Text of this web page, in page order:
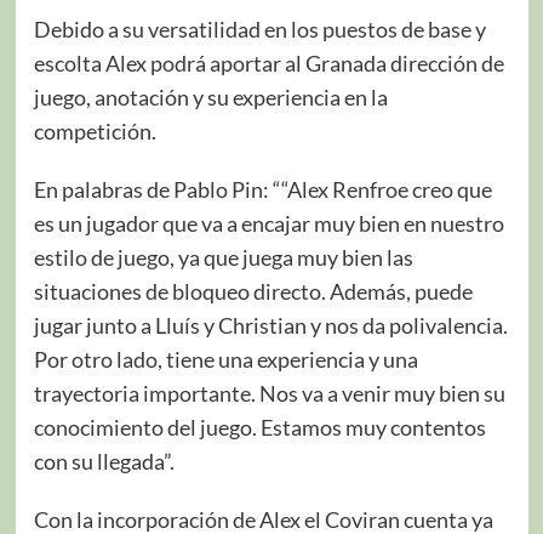
Debido a su versatilidad en los puestos de base y
escolta Alex podrá aportar al Granada dirección de
juego, anotación y su experiencia en la
competición.
En palabras de Pablo Pin: ““Alex Renfroe creo que
es un jugador que va a encajar muy bien en nuestro
estilo de juego, ya que juega muy bien las
situaciones de bloqueo directo. Además, puede
jugar junto a Lluís y Christian y nos da polivalencia.
Por otro lado, tiene una experiencia y una
trayectoria importante. Nos va a venir muy bien su
conocimiento del juego. Estamos muy contentos
con su llegada”.
Con la incorporación de Alex el Coviran cuenta ya